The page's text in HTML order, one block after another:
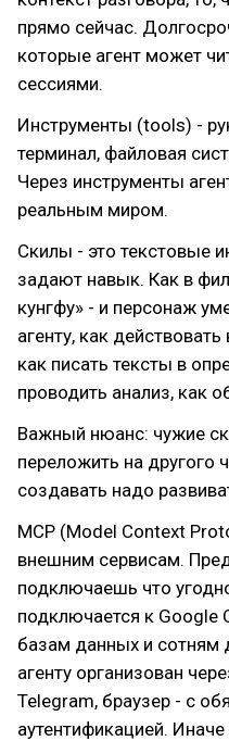
прямо сейчас.
которые агент может
сессиями.
Инструменты (tools) -
терминал, файловая
Через инструменты
реальным миром.
Скилы - это текстовые
задают навык. Как в
кунгфу» - и персонаж
агенту, как
как писать тексты в
проводить анализ, как
Важный нюанс: чужие
переложить на другого
создавать надо
MCP (Model Context
внешним сервисам.
подключаешь что
подключается к Google
базам данных и сотням
агенту организован
Telegram, браузер - с
аутентификацией.